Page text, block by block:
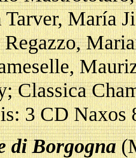
Tarver, María
Classica
3 CD Naxos
di Borgogna